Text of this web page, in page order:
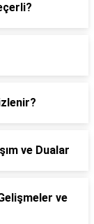
ve Dualar
ve